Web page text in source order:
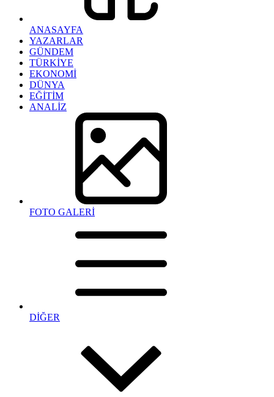
ANASAYFA
YAZARLAR
GÜNDEM
TÜRKİYE
EKONOMİ
DÜNYA
EĞİTİM
ANALİZ
FOTO GALERİ
DİĞER